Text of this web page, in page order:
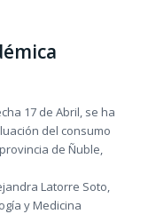
17 de Abril, se ha
del consumo
de Ñuble,
Latorre Soto,
y Medicina